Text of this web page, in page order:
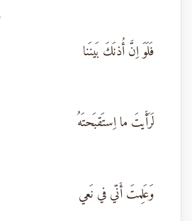
فَلَوَ اِنَّ أُذنَكَ بَينَنا
لَرَأَيتَ ما اِستَقبَحتَهُ
وَعَلِمتَ أَنّي في نَعي